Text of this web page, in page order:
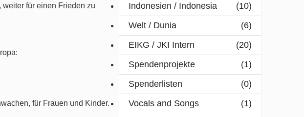
für einen Frieden zu
für Frauen und Kinder.
Indonesien / Indonesia
(10)
Welt / Dunia
(6)
EIKG / JKI Intern
(20)
Spendenprojekte
(1)
Spenderlisten
(0)
Vocals and Songs
(1)